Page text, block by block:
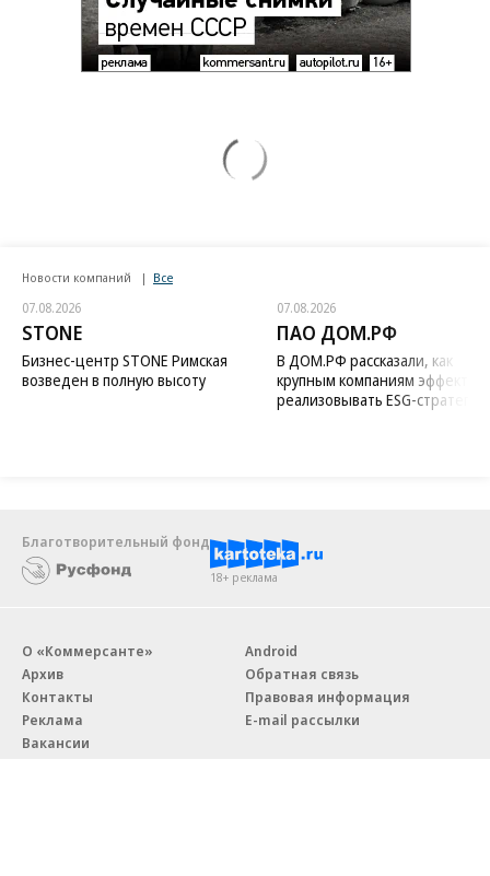
Новости компаний Все
07.08.2026
STONE
Бизнес-центр STONE Римская
возведен в полную высоту
07.08.2026
ПАО ДОМ.РФ
В ДОМ.РФ рассказали, как
крупным компаниям
реализовывать ESG-стратегию
Благотворительный фонд
18+ реклама
О «Коммерсанте»
Архив
Контакты
Реклама
Вакансии
Android
Обратная связь
Правовая информация
E-mail рассылки